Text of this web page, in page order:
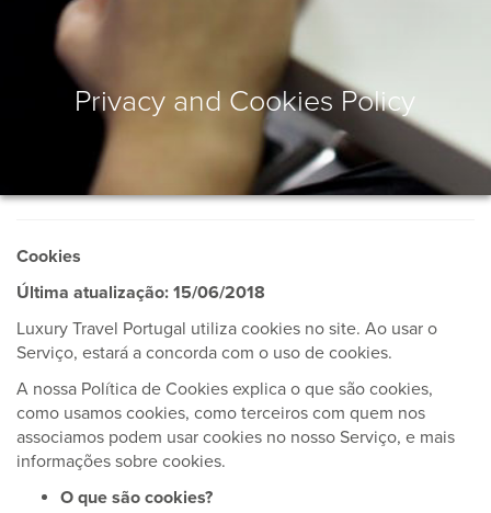
Privacy and Cookies Policy
Cookies
Última atualização: 15/06/2018
Luxury Travel Portugal utiliza cookies no site. Ao usar o
Serviço, estará a concorda com o uso de cookies.
A nossa Política de Cookies explica o que são cookies,
como usamos cookies, como terceiros com quem nos
associamos podem usar cookies no nosso Serviço, e mais
informações sobre cookies.
O que são cookies?